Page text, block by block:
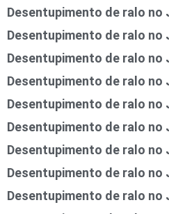
Desentupimento de ralo no
Desentupimento de ralo no
Desentupimento de ralo no
Desentupimento de ralo no
Desentupimento de ralo no
Desentupimento de ralo no
Desentupimento de ralo no
Desentupimento de ralo no
Desentupimento de ralo no